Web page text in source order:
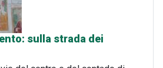
sulla strada dei